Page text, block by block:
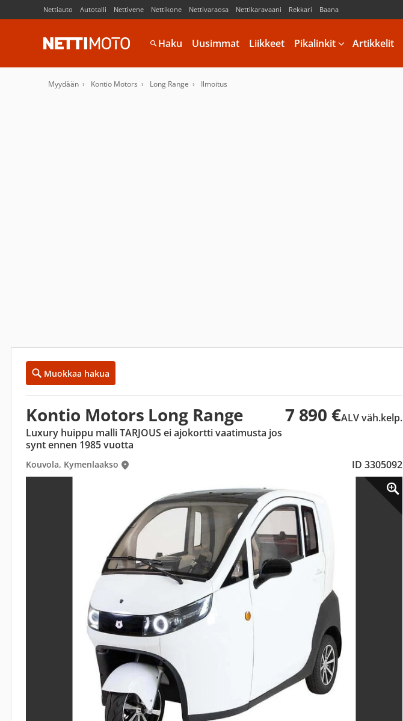
Nettiauto Autotalli Nettivene Nettikone Nettivaraosa Nettikaravaani Rekkari Baana
Haku Uusimmat Liikkeet Pikalinkit Artikkelit
Myydään Kontio Motors Long Range Ilmoitus
Muokkaa hakua
Kontio Motors Long Range 7 890 €ALV väh.kelp.
Luxury huippu malli TARJOUS ei ajokortti vaatimusta jos
synt ennen 1985 vuotta
Kouvola, Kymenlaakso ID 3305092